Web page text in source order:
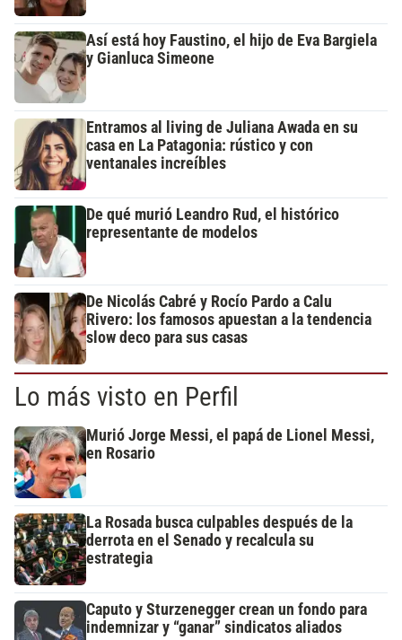
Así está hoy Faustino, el hijo de Eva Bargiela
y Gianluca Simeone
Entramos al living de Juliana Awada en su
casa en La Patagonia: rústico y con
ventanales increíbles
De qué murió Leandro Rud, el histórico
representante de modelos
De Nicolás Cabré y Rocío Pardo a Calu
Rivero: los famosos apuestan a la tendencia
slow deco para sus casas
Lo más visto en Perfil
Murió Jorge Messi, el papá de Lionel Messi,
en Rosario
La Rosada busca culpables después de la
derrota en el Senado y recalcula su
estrategia
Caputo y Sturzenegger crean un fondo para
indemnizar y “ganar” sindicatos aliados